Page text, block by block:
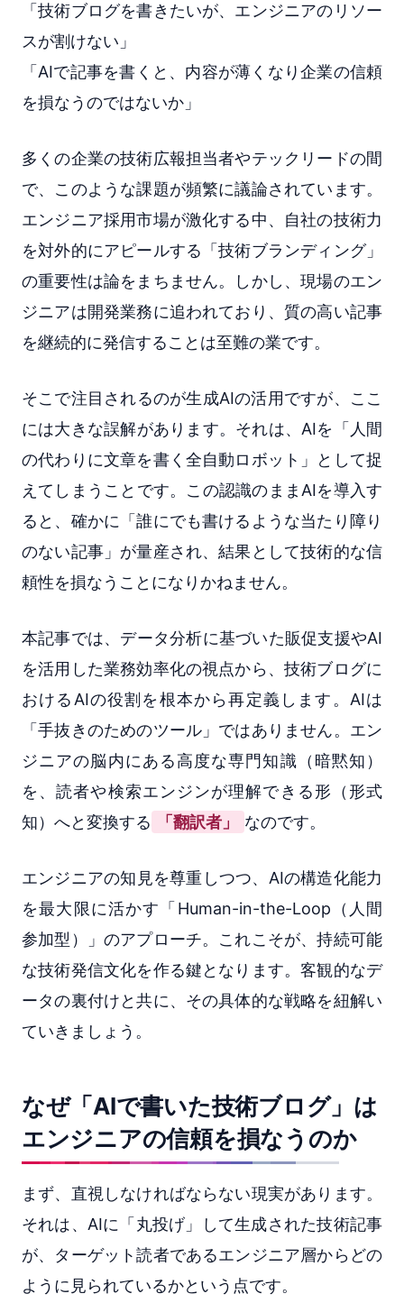
「技術ブログを書きたいが、エンジニアのリソー
スが割けない」
「AIで記事を書くと、内容が薄くなり企業の信頼
を損なうのではないか」
多くの企業の技術広報担当者やテックリードの間
で、このような課題が頻繁に議論されています。
エンジニア採用市場が激化する中、自社の技術力
を対外的にアピールする「技術ブランディング」
の重要性は論をまちません。しかし、現場のエン
ジニアは開発業務に追われており、質の高い記事
を継続的に発信することは至難の業です。
そこで注目されるのが生成AIの活用ですが、ここ
には大きな誤解があります。それは、AIを「人間
の代わりに文章を書く全自動ロボット」として捉
えてしまうことです。この認識のままAIを導入す
ると、確かに「誰にでも書けるような当たり障り
のない記事」が量産され、結果として技術的な信
頼性を損なうことになりかねません。
本記事では、データ分析に基づいた販促支援やAI
を活用した業務効率化の視点から、技術ブログに
おけるAIの役割を根本から再定義します。AIは
「手抜きのためのツール」ではありません。エン
ジニアの脳内にある高度な専門知識（暗黙知）
を、読者や検索エンジンが理解できる形（形式
知）へと変換する
「翻訳者」 なのです。
エンジニアの知見を尊重しつつ、AIの構造化能力
を最大限に活かす「Human-in-the-Loop（人間
参加型）」のアプローチ。これこそが、持続可能
な技術発信文化を作る鍵となります。客観的なデ
ータの裏付けと共に、その具体的な戦略を紐解い
ていきましょう。
なぜ「AIで書いた技術ブログ」は
エンジニアの信頼を損なうのか
まず、直視しなければならない現実があります。
それは、AIに「丸投げ」して生成された技術記事
が、ターゲット読者であるエンジニア層からどの
ように見られているかという点です。